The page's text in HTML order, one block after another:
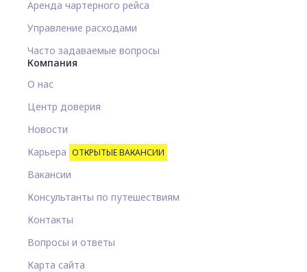
Аренда чартерного рейса
Управление расходами
Часто задаваемые вопросы
Компания
О нас
Центр доверия
Новости
Карьера ОТКРЫТЫЕ ВАКАНСИИ
Вакансии
Консультанты по путешествиям
Контакты
Вопросы и ответы
Карта сайта